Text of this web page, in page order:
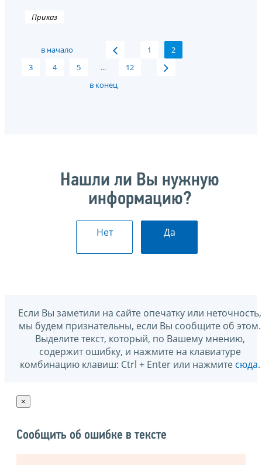
Приказ
в начало 1
2
3
4 5 ...
12
в конец
Нашли ли Вы нужную
информацию?
Нет Да
Если Вы заметили на сайте опечатку или неточность,
мы будем признательны, если Вы сообщите об этом.
Выделите текст, который, по Вашему мнению,
содержит ошибку, и нажмите на клавиатуре
комбинацию клавиш: Ctrl + Enter или нажмите сюда.
×
Сообщить об ошибке в тексте